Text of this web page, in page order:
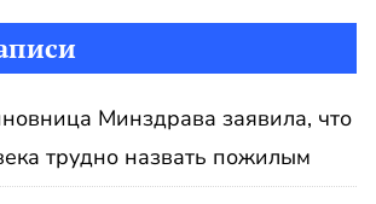
Минздрава заявила, что
трудно назвать пожилым